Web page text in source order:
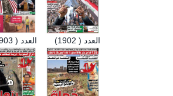
العدد ( 1903) العدد ( 1902)